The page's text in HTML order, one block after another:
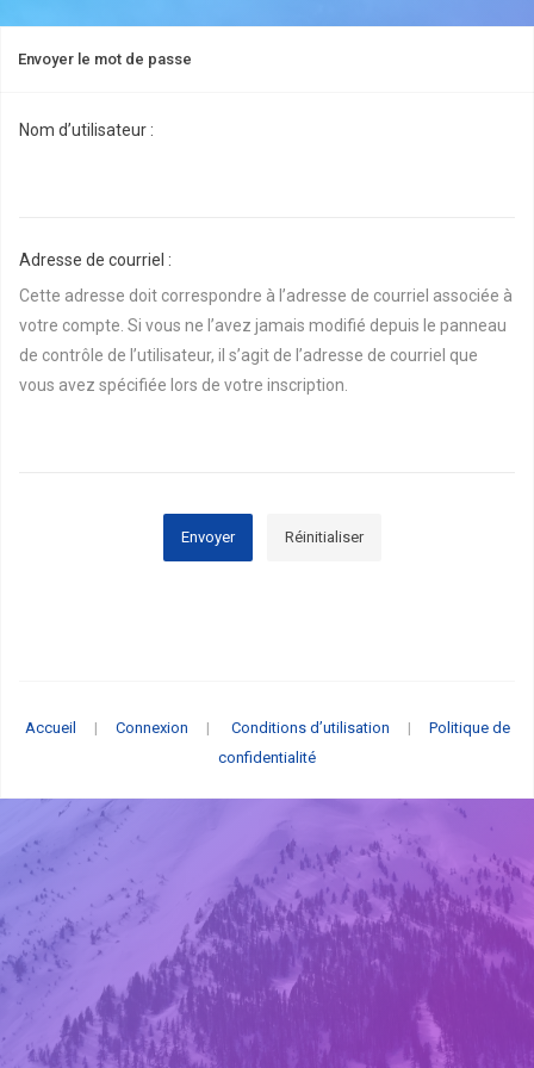
Envoyer le mot de passe
Nom d’utilisateur :
Adresse de courriel :
Cette adresse doit correspondre à l’adresse de courriel associée à
votre compte. Si vous ne l’avez jamais modifié depuis le panneau
de contrôle de l’utilisateur, il s’agit de l’adresse de courriel que
vous avez spécifiée lors de votre inscription.
Envoyer Réinitialiser
Accueil | Connexion | Conditions d’utilisation |
Politique de
confidentialité